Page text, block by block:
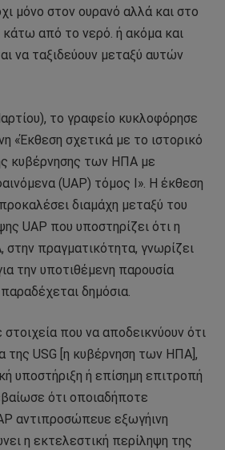
μόνο στον ουρανό αλλά και στο
από το νερό. ή ακόμα και
να ταξιδεύουν μεταξύ αυτών
το γραφείο κυκλοφόρησε
«Έκθεση σχετικά με το ιστορικό
κυβέρνησης των ΗΠΑ με
(UAP) τόμος I». Η έκθεση
διαμάχη μεταξύ του
UAP που υποστηρίζει ότι η
πραγματικότητα, γνωρίζει
την υποτιθέμενη παρουσία
δημόσια.
που να αποδεικνύουν ότι
της USG [η κυβέρνηση των ΗΠΑ],
υποστήριξη ή επίσημη επιτροπή
ότι οποιαδήποτε
αντιπροσώπευε εξωγήινη
η εκτελεστική περίληψη της